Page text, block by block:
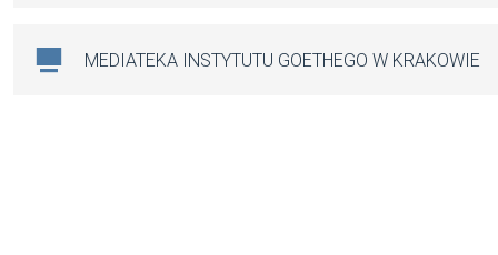
MEDIATEKA INSTYTUTU GOETHEGO W KRAKOWIE